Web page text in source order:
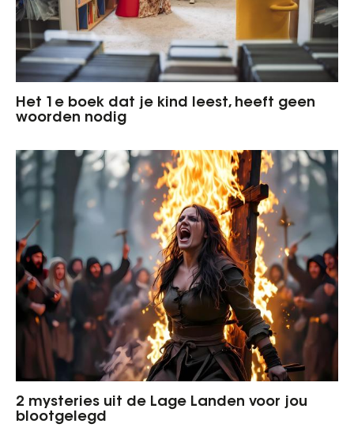
Het 1e boek dat je kind leest, heeft geen
woorden nodig
2 mysteries uit de Lage Landen voor jou
blootgelegd